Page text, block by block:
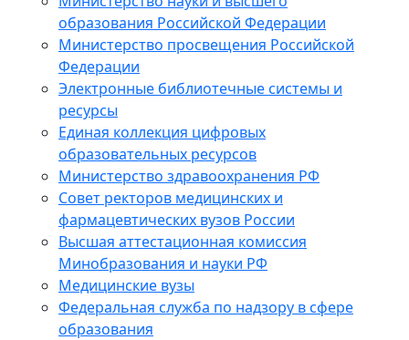
образования Российской Федерации
Министерство просвещения Российской
Федерации
Электронные библиотечные системы и
ресурсы
Единая коллекция цифровых
образовательных ресурсов
Министерство здравоохранения РФ
Совет ректоров медицинских и
фармацевтических вузов России
Высшая аттестационная комиссия
Минобразования и науки РФ
Медицинские вузы
Федеральная служба по надзору в сфере
образования